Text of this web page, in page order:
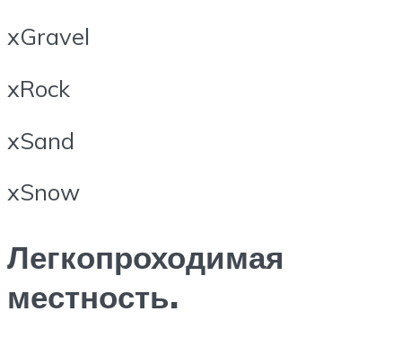
xGravel
xRock
xSand
xSnow
Легкопроходимая
местность.